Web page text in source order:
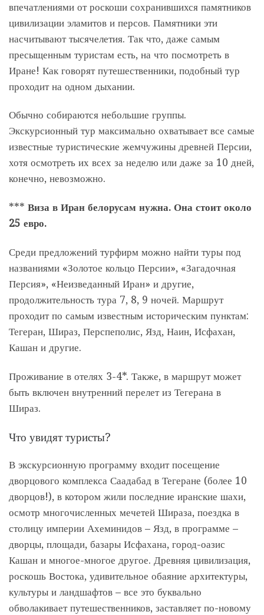
впечатлениями от роскоши сохранившихся памятников
цивилизации эламитов и персов. Памятники эти
насчитывают тысячелетия. Так что, даже самым
пресыщенным туристам есть, на что посмотреть в
Иране! Как говорят путешественники, подобный тур
проходит на одном дыхании.
Обычно собираются небольшие группы.
Экскурсионный тур максимально охватывает все самые
известные туристические жемчужины древней Персии,
хотя осмотреть их всех за неделю или даже за 10 дней,
конечно, невозможно.
*** Виза в Иран белорусам нужна. Она стоит около
25 евро.
Среди предложений турфирм можно найти туры под
названиями «Золотое кольцо Персии», «Загадочная
Персия», «Неизведанный Иран» и другие,
продолжительность тура 7, 8, 9 ночей. Маршрут
проходит по самым известным историческим пунктам:
Тегеран, Шираз, Перспеполис, Язд, Наин, Исфахан,
Кашан и другие.
Проживание в отелях 3-4*. Также, в маршрут может
быть включен внутренний перелет из Тегерана в
Шираз.
Что увидят туристы?
В экскурсионную программу входит посещение
дворцового комплекса Саадабад в Тегеране (более 10
дворцов!), в котором жили последние иранские шахи,
осмотр многочисленных мечетей Шираза, поездка в
столицу империи Ахеминидов – Язд, в программе –
дворцы, площади, базары Исфахана, город-оазис
Кашан и многое-многое другое. Древняя цивилизация,
роскошь Востока, удивительное обаяние архитектуры,
культуры и ландшафтов – все это буквально
обволакивает путешественников, заставляет по-новому